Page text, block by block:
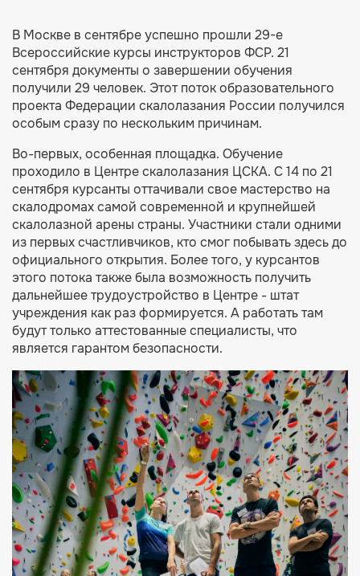
В Москве в сентябре успешно прошли 29-е
Всероссийские курсы инструкторов ФСР. 21
сентября документы о завершении обучения
получили 29 человек. Этот поток образовательного
проекта Федерации скалолазания России получился
особым сразу по нескольким причинам.
Во-первых, особенная площадка. Обучение
проходило в Центре скалолазания ЦСКА. С 14 по 21
сентября курсанты оттачивали свое мастерство на
скалодромах самой современной и крупнейшей
скалолазной арены страны. Участники стали одними
из первых счастливчиков, кто смог побывать здесь до
официального открытия. Более того, у курсантов
этого потока также была возможность получить
дальнейшее трудоустройство в Центре - штат
учреждения как раз формируется. А работать там
будут только аттестованные специалисты, что
является гарантом безопасности.